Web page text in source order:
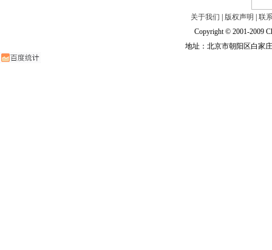
关于我们 版权声明
联
Copyright © 2001-2009
地址：北京市朝阳区白家